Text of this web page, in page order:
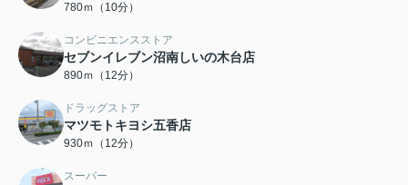
780ｍ（10分）
コンビニエンスストア
セブンイレブン沼南しいの木台店
890ｍ（12分）
ドラッグストア
マツモトキヨシ五香店
930ｍ（12分）
スーパー